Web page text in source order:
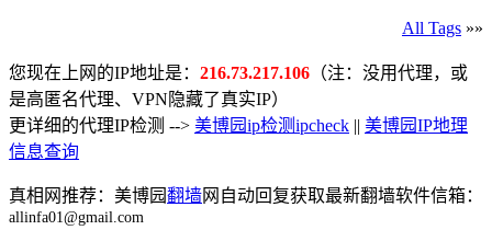
All Tags »»
您现在上网的IP地址是： 216.73.217.106 （注：没用代理，或
是高匿名代理、VPN隐藏了真实IP）
更详细的代理IP检测 --> 美博园ip检测ipcheck || 美博园IP地理
信息查询
真相网推荐：美博园翻墙网自动回复获取最新翻墙软件信箱：
allinfa01@gmail.com